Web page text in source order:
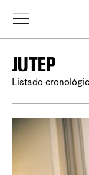
JUTEP
Listado